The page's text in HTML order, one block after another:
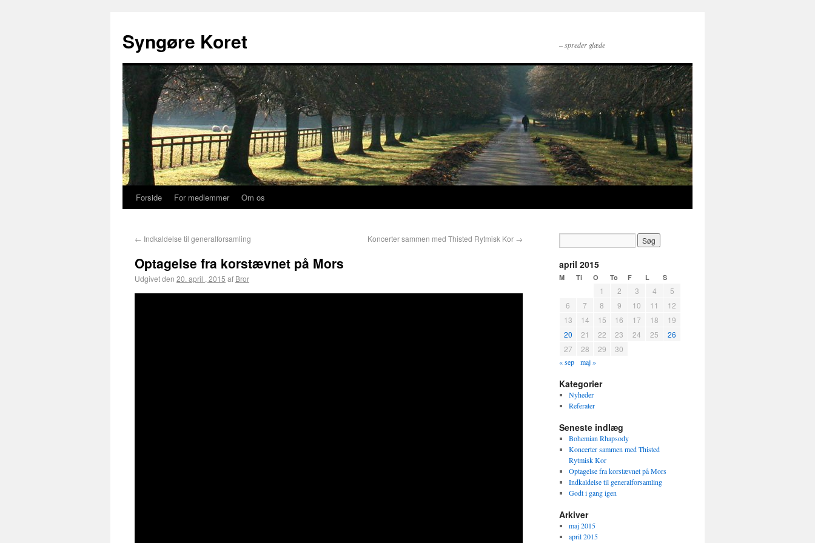
Syngøre Koret – spreder glæde
Forside For medlemmer Om os
← Indkaldelse til generalforsamling Koncerter sammen med Thisted Rytmisk Kor →
Optagelse fra korstævnet på Mors
Udgivet den 20. april , 2015 af Bror
april 2015
M Ti O To F L S
1 2 3 4
5
6
7 8 9 10 11
12
13
14 15 16 17 18
19
20
21 22 23 24 25
26
27
28 29 30
« sep maj »
Kategorier
Nyheder
Referater
Seneste indlæg
Bohemian Rhapsody
Koncerter sammen med Thisted
Rytmisk Kor
Optagelse fra korstævnet på Mors
Indkaldelse til generalforsamling
Godt i gang igen
Arkiver
maj 2015
april 2015